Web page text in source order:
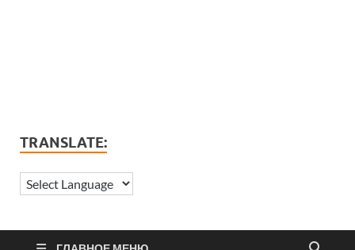
TRANSLATE: